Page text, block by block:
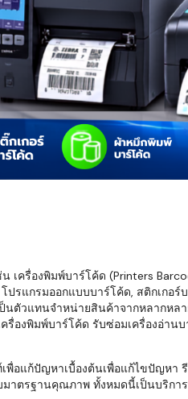
ายธุรกิจ
กับใช้
ไร?
บธุรกิจที่
นของ
ค้า จัด
งจัดส่ง
3PL,
ก่อน
เครื่องพิมพ์บาร์โค้ด (Printers
ปรแกรมออกแบบบาร์โค้ด, สติกเ
แทนจำหน่ายสินค้าจากหลากหลา
งพิมพ์บาร์โค้ด รับซ่อมเครื่องอ่าน
อแก้ปัญหาเบื้องต้นเพื่อแก้ไขปัญห
ตรฐานคุณภาพ ทั้งหมดนี้เป็นบริกา